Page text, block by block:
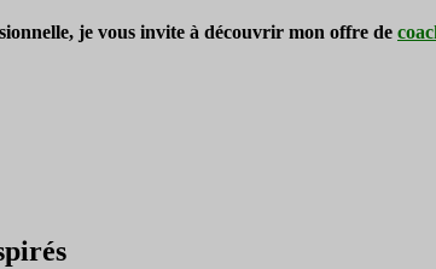
je vous invite à découvrir mon offre de